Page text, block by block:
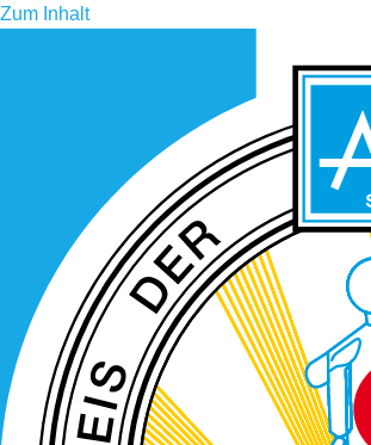
Zum Inhalt